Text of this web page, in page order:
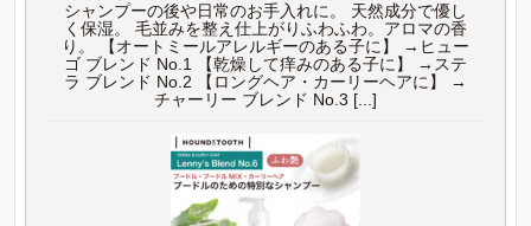
シャンプーの後や日常のお手入れに。 天然成分で優し
く保湿。 毛並みを整え仕上がりふわふわ。アロマの香
り。 【オートミールアレルギーのある子に】 →ヒュー
ゴ ブレンド No.1 【乾燥して痒みのある子に】 →ステ
ラ ブレンド No.2 【ロングヘア・カーリーヘアに】 →
チャーリー ブレンド No.3 [...]